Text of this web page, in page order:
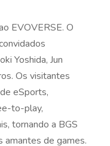
EVOVERSE. O
Yoshida, Jun
Os visitantes
eSports,
to-play,
tornando a BGS
de games.